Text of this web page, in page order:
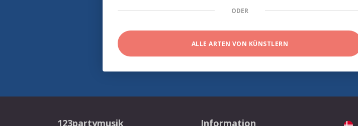
ODER
ALLE ARTEN VON KÜNSTLERN
123partymusik Information